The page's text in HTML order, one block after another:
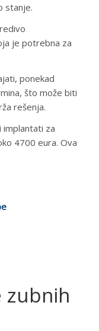
stanje.
je potrebna za
ponekad
što može biti
rešenja.
implantati za
4700 eura. Ova
zubnih